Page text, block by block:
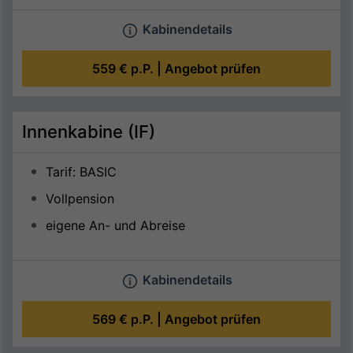
Kabinendetails
559 € p.P. | Angebot prüfen
Innenkabine (IF)
Tarif: BASIC
Vollpension
eigene An- und Abreise
Kabinendetails
569 € p.P. | Angebot prüfen